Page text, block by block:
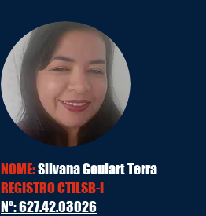
NOME:Silvana Goulart Terra
REGISTRO CTILSB-I
Nº: 627.42.03026